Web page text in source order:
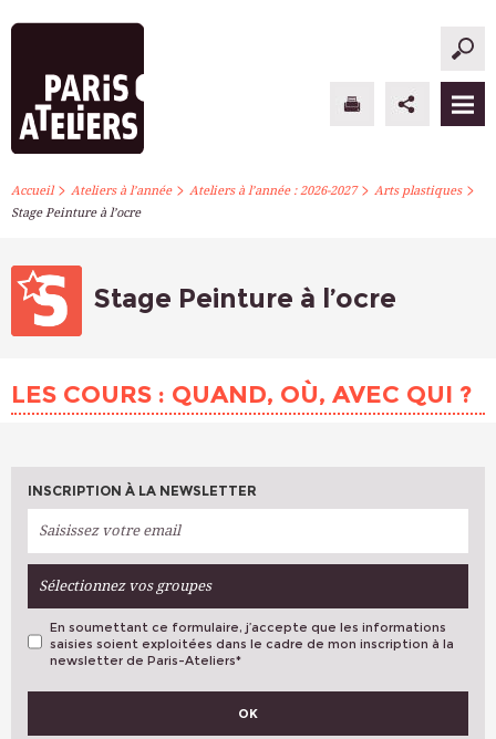
PARIS ATELIERS
ATELIERS À L’ANNÉE
INFOS PRATIQUES
Accueil> Ateliers à l’année> Ateliers à l’année : 2026-2027> Arts plastiques>
Stage Peinture à l’ocre
Stage Peinture à l’ocre
LES COURS : QUAND, OÙ, AVEC QUI ?
INSCRIPTION À LA NEWSLETTER
Sélectionnez vos groupes
VOS PRÉFÉRENCES
En soumettant ce formulaire, j’accepte que les informations
saisies soient exploitées dans le cadre de mon inscription à la
newsletter de Paris-Ateliers*
OK